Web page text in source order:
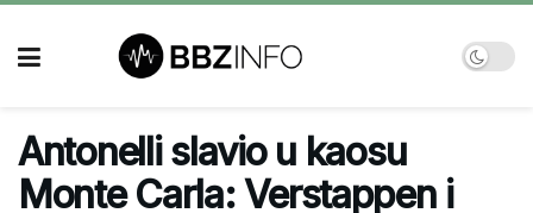
Antonelli slavio u kaosu
Monte Carla: Verstappen i